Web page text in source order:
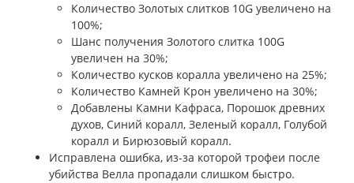
Количество Золотых слитков 10G увеличено на
100%;
Шанс получения Золотого слитка 100G
увеличен на 30%;
Количество кусков коралла увеличено на 25%;
Количество Камней Крон увеличено на 30%;
Добавлены Камни Кафраса, Порошок древних
духов, Синий коралл, Зеленый коралл, Голубой
коралл и Бирюзовый коралл.
Исправлена ошибка, из-за которой трофеи после
убийства Велла пропадали слишком быстро.